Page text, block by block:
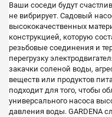
Ваши соседи будут
не вибрирует. Садовый
высококачественных
конструкцией, которую
резьбовые соединения и
перегрузку
закачки соленой воды,
веществ или продуктов
подходит для того, чтобы
универсального насоса
давления воды. GARDENA